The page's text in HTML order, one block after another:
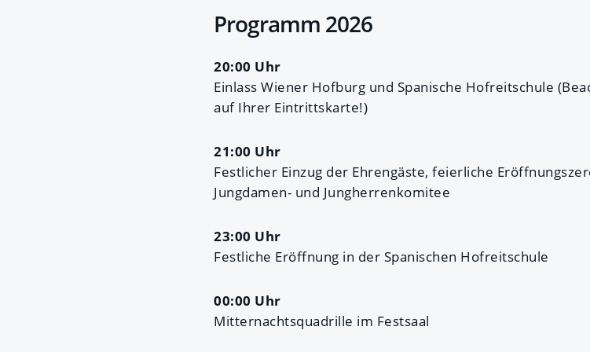
Programm 2026
20:00 Uhr
Einlass Wiener Hofburg und Spanische Hofreitschule
auf Ihrer Eintrittskarte!)
21:00 Uhr
Festlicher Einzug der Ehrengäste, feierliche
Jungdamen- und Jungherrenkomitee
23:00 Uhr
Festliche Eröffnung in der Spanischen Hofreitschule
00:00 Uhr
Mitternachtsquadrille im Festsaal